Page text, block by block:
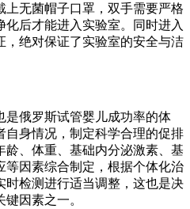
上无菌帽子口罩，双手需要严格
后才能进入实验室。同时进入
，绝对保证了实验室的安全与洁
是俄罗斯试管婴儿成功率的体
自身情况，制定科学合理的促排
龄、体重、基础内分泌激素、基
等因素综合制定，根据个体化治
时检测进行适当调整，这也是决
因素之一。